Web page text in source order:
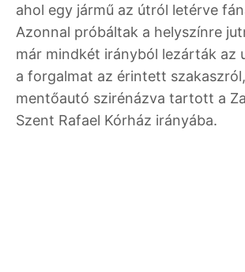
ahol egy jármű az útról letérve
Azonnal próbáltak a helyszínre
már mindkét irányból lezárták az
a forgalmat az érintett
mentőautó szirénázva tartott a
Szent Rafael Kórház irányába.